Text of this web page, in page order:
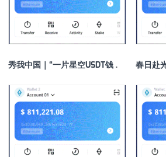
秀我中国｜“一片星空USDT钱包”点亮文旅消费新“夜”态